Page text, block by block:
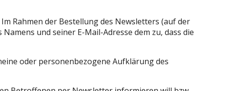
Rahmen der Bestellung des Newsletters (auf der
und seiner E-Mail-Adresse dem zu, dass die
oder personenbezogene Aufklärung des